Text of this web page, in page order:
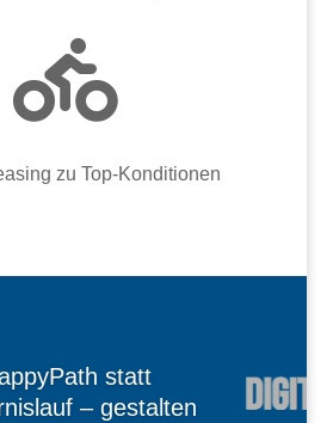

zu Top-Konditionen
statt
– gestalten